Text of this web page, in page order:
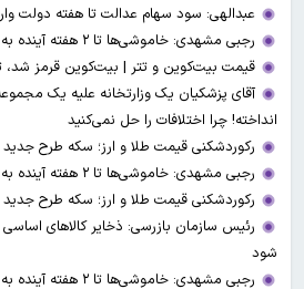
عبدالهی: سود سهام عدالت تا هفته دولت
رجبی مشهدی: خاموشی‌ها تا ۲ هفته آینده به حداقل می‌رسد
قیمت بیت‌کوین و تتر | بیت‌کوین قرمز شد،
آقای پزشکیان یک وزارتخانه علیه یک
انداخته! چرا اختلافات را حل نمی‌کنید
رکوردشکنی قیمت طلا و ارز؛ سکه طرح جدید به ۱۸۶ میلیون تومان
رجبی مشهدی: خاموشی‌ها تا ۲ هفته آینده به حداقل می‌رسد
رکوردشکنی قیمت طلا و ارز؛ سکه طرح جدید به ۱۸۶ میلیون تومان
رئیس سازمان بازرسی: ذخایر کالاهای
شود
رجبی مشهدی: خاموشی‌ها تا ۲ هفته آینده به حداقل می‌رسد